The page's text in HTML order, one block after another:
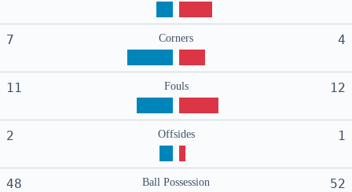
7 Corners 4
11 Fouls 12
2 Offsides 1
48 Ball Possession 52